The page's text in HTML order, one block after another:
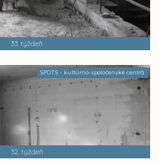
33. týždeň
SPOTS - kultúrno-spoločenské centrá
32. týždeň